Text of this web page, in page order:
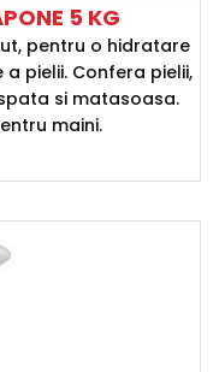
5 KG
pentru o hidratare
pielii. Confera pielii,
si matasoasa.
maini.